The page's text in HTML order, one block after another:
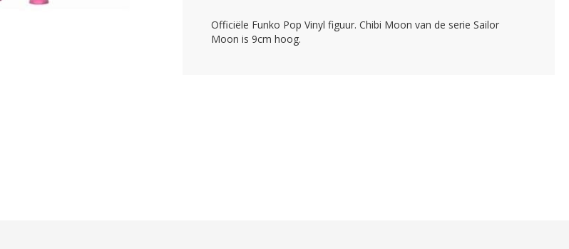
Officiële Funko Pop Vinyl figuur. Chibi Moon van de serie Sailor
Moon is 9cm hoog.